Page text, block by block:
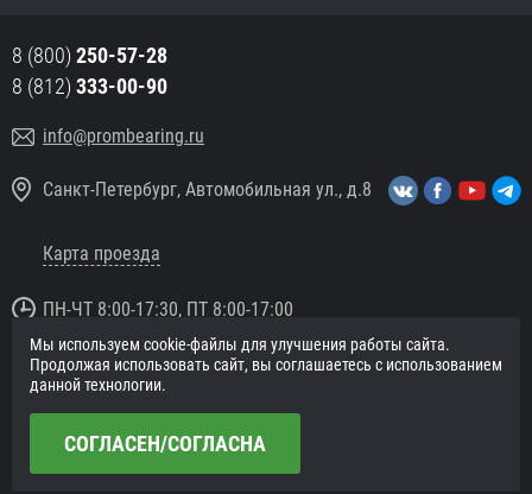
8 (800) 250-57-28
8 (812) 333-00-90
info@prombearing.ru
Санкт-Петербург, Автомобильная ул., д.8
Карта проезда
ПН-ЧТ 8:00-17:30, ПТ 8:00-17:00
© 2016 «PromBearing.ru»
Подшипники оптом и в розницу.
Сайт разработан в
Мы используем cookie-файлы для улучшения работы сайта.
Продолжая использовать сайт, вы соглашаетесь с использованием
данной технологии.
СОГЛАСЕН/СОГЛАСНА